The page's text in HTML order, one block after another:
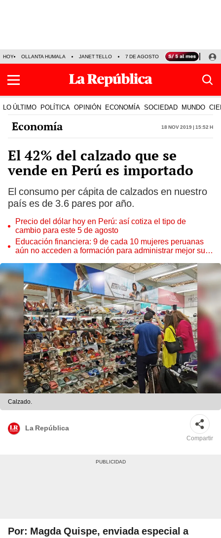
HOY OLLANTA HUMALA JANET TELLO 7 DE AGOSTO TINKA RESULTADOS
LO ÚLTIMO POLÍTICA OPINIÓN ECONOMÍA SOCIEDAD MUNDO
Economía 18 Nov 2019 | 15:52 h
El 42% del calzado que se
vende en Perú es importado
El consumo per cápita de calzados en nuestro
país es de 3.6 pares por año.
Precio del dólar hoy en Perú: así cotiza el tipo de
cambio para este 5 de agosto
Educación financiera: 9 de cada 10 mujeres peruanas
aún no acceden a formación para administrar mejor su
Calzado.
La República
Compartir
Por: Magda Quispe, enviada especial a